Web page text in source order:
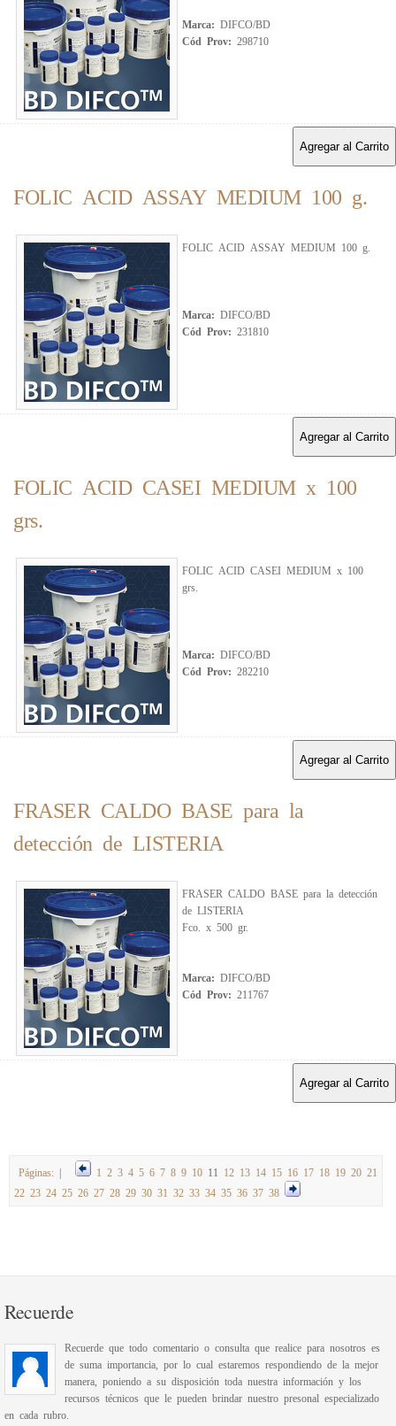
Marca: DIFCO/BD
Cód Prov: 298710
Agregar al Carrito
FOLIC ACID ASSAY MEDIUM 100 g.
FOLIC ACID ASSAY MEDIUM 100 g.
Marca: DIFCO/BD
Cód Prov: 231810
Agregar al Carrito
FOLIC ACID CASEI MEDIUM x 100
grs.
FOLIC ACID CASEI MEDIUM x 100
grs.
Marca: DIFCO/BD
Cód Prov: 282210
Agregar al Carrito
FRASER CALDO BASE para la
detección de LISTERIA
FRASER CALDO BASE para la detección
de LISTERIA
Fco. x 500 gr.
Marca: DIFCO/BD
Cód Prov: 211767
Agregar al Carrito
Páginas: | 1 2 3 4 5 6 7 8 9 10 11 12 13 14 15 16 17 18 19 20 21
22 23 24 25 26 27 28 29 30 31 32 33 34 35 36 37 38
Recuerde
Recuerde que todo comentario o consulta que realice para nosotros es
de suma importancia, por lo cual estaremos respondiendo de la mejor
manera, poniendo a su disposición toda nuestra información y los
recursos técnicos que le pueden brindar nuestro presonal especializado
en cada rubro.